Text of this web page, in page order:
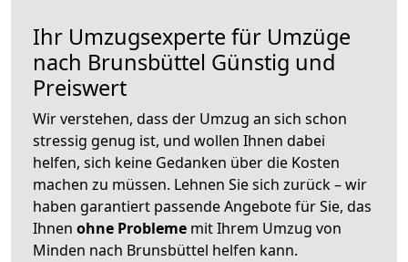
Ihr Umzugsexperte für Umzüge
nach Brunsbüttel Günstig und
Preiswert
Wir verstehen, dass der Umzug an sich schon
stressig genug ist, und wollen Ihnen dabei
helfen, sich keine Gedanken über die Kosten
machen zu müssen. Lehnen Sie sich zurück – wir
haben garantiert passende Angebote für Sie, das
Ihnen ohne Probleme mit Ihrem Umzug von
Minden nach Brunsbüttel helfen kann.